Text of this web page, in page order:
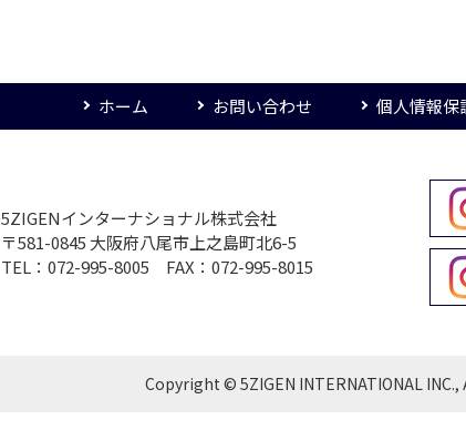
ホーム お問い合わせ 個人情報保
5ZIGENインターナショナル株式会社
〒581-0845 大阪府八尾市上之島町北6-5
TEL：072-995-8005 FAX：072-995-8015
Copyright © 5ZIGEN INTERNATIONAL